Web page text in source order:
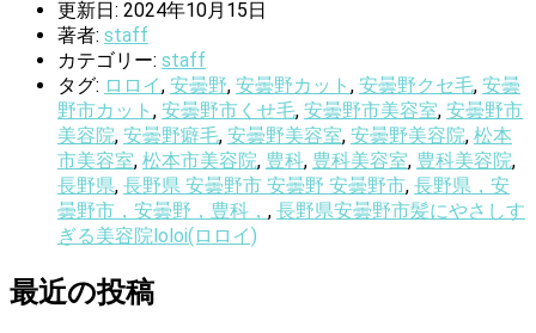
更新日: 2024年10月15日
著者: staff
カテゴリー: staff
タグ: ロロイ, 安曇野, 安曇野カット , 安曇野クセ毛, 安曇
野市カット , 安曇野市くせ毛, 安曇野市美容室, 安曇野市
美容院, 安曇野癖毛, 安曇野美容室, 安曇野美容院, 松本
市美容室, 松本市美容院, 豊科, 豊科美容室, 豊科美容院,
長野県, 長野県 安曇野市 安曇野 安曇野市, 長野県，安
曇野市，安曇野，豊科， , 長野県安曇野市髪にやさしす
ぎる美容院loloi(ロロイ)
最近の投稿